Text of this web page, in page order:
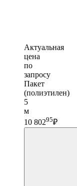
Актуальная
цена
по
запросу
Пакет
(полиэтилен)
5
м
10 80295₽